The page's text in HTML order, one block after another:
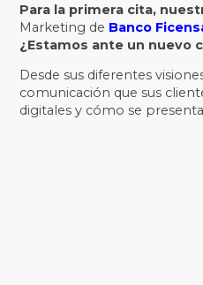
Para la primera cita,
Marketing de Banco
¿Estamos ante un nuevo
Desde sus diferentes
comunicación que sus
digitales y cómo se